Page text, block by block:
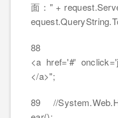
面：" +
88 //
<a href='#'
</a>";
89 //